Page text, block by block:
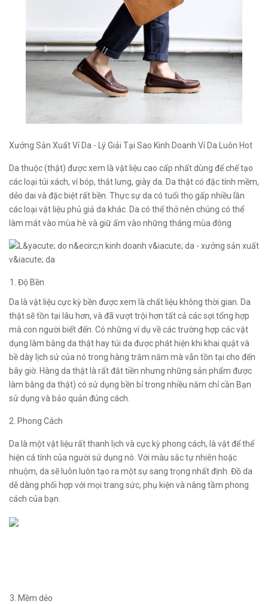
Xưởng Sản Xuất Ví Da - Lý Giải Tại Sao Kinh Doanh Ví Da Luôn Hot
Da thuộc (thật) được xem là vật liệu cao cấp nhất dùng để chế tạo
các loại túi xách, ví bóp, thắt lưng, giày da. Da thật có đặc tính mềm,
dẻo dai và đặc biệt rất bền. Thực sự da có tuổi thọ gấp nhiều lần
các loại vật liệu phủ giả da khác. Da có thể thở nên chúng có thể
làm mát vào mùa hè và giữ ấm vào những tháng mùa đông
Độ Bền
Da là vật liệu cực kỳ bền được xem là chất liệu không thời gian. Da
thật sẽ tồn tại lâu hơn, và đã vượt trội hơn tất cả các sợi tổng hợp
mà con người biết đến. Có những ví dụ về các trường hợp các vật
dụng làm bằng da thật hay túi da được phát hiện khi khai quật và
bề dày lịch sử của nó trong hàng trăm năm mà vẫn tồn tại cho đến
bây giờ. Hàng da thật là rất đắt tiền nhưng những sản phẩm được
làm bằng da thật) có sử dụng bền bỉ trong nhiều năm chỉ cần Bạn
sử dụng và bảo quản đúng cách.
2. Phong Cách
Da là một vật liệu rất thanh lịch và cực kỳ phong cách, là vật để thể
hiện cá tính của người sử dụng nó. Với màu sắc tự nhiên hoặc
nhuộm, da sẽ luôn luôn tạo ra một sự sang trọng nhất định. Đồ da
dễ dàng phối hợp với mọi trang sức, phụ kiện và nâng tầm phong
cách của bạn.
Mềm dẻo